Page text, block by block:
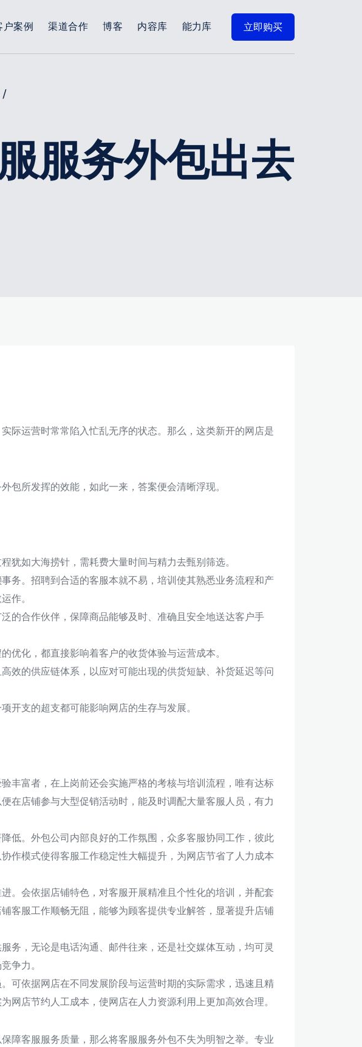
户案例 渠道合作 博客 内容库 能力库 立即购买
/
服务外包出去
际运营时常常陷入忙乱无序的状态。那么，这类新开的网店是
包所发挥的效能，如此一来，答案便会清晰浮现。
犹如大海捞针，需耗费大量时间与精力去甄别筛选。
务。招聘到合适的客服本就不易，培训使其熟悉业务流程和产
作。
的合作伙伴，保障商品能够及时、准确且安全地送达客户手
优化，都直接影响着客户的收货体验与运营成本。
效的供应链体系，以应对可能出现的供货短缺、补货延迟等问
开支的超支都可能影响网店的生存与发展。
丰富者，在上岗前还会实施严格的考核与培训流程，唯有达标
在店铺参与大型促销活动时，能及时调配大量客服人员，有力
低。外包公司内部良好的工作氛围，众多客服协同工作，彼此
作模式使得客服工作稳定性大幅提升，为网店节省了人力成本
。会依据店铺特色，对客服开展精准且个性化的培训，并配套
客服工作顺畅无阻，能够为顾客提供专业解答，显著提升店铺
务，无论是电话沟通、邮件往来，还是社交媒体互动，均可灵
争力。
可依据网店在不同发展阶段与运营时期的实际需求，迅速且精
网店节约人工成本，使网店在人力资源利用上更加高效合理。
障客服服务质量，那么将客服服务外包不失为明智之举。专业